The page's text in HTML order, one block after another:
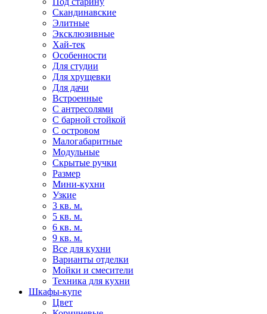
Скандинавские
Элитные
Эксклюзивные
Хай-тек
Особенности
Для студии
Для хрущевки
Для дачи
Встроенные
С антресолями
С барной стойкой
С островом
Малогабаритные
Модульные
Скрытые ручки
Размер
Мини-кухни
Узкие
3 кв. м.
5 кв. м.
6 кв. м.
9 кв. м.
Все для кухни
Варианты отделки
Мойки и смесители
Техника для кухни
Шкафы-купе
Цвет